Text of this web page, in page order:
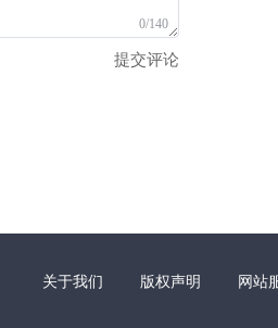
0/140
提交评论
关于我们 版权声明 网站